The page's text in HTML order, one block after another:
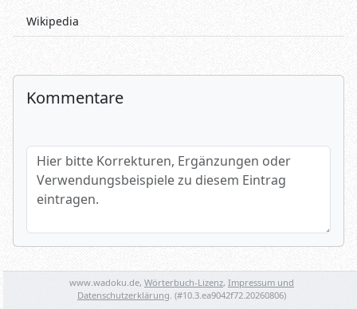
Wikipedia
Kommentare
Hier bitte Korrekturen, Ergänzungen oder
www.wadoku.de, Wörterbuch-Lizenz, Impressum und
Datenschutzerklärung . (#10.3.ea9042f72.20260806)